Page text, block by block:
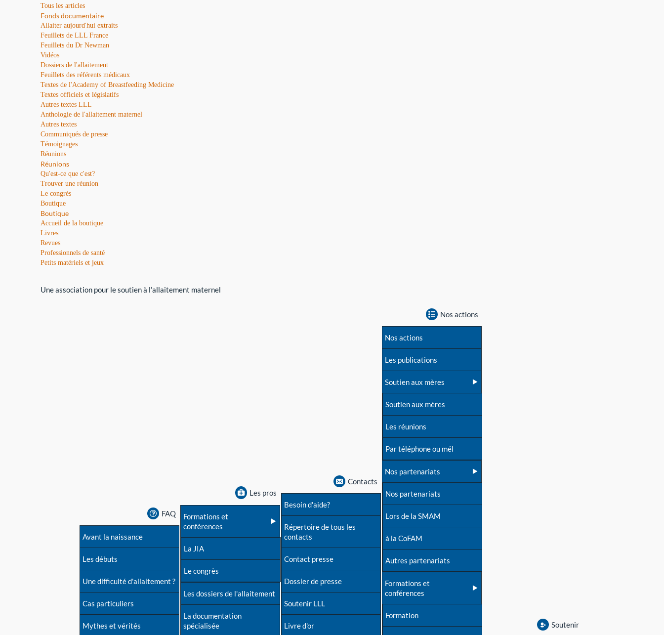
Tous les articles
Fonds documentaire
Allaiter aujourd'hui extraits
Feuillets de LLL France
Feuillets du Dr Newman
Vidéos
Dossiers de l'allaitement
Feuillets des référents médicaux
Textes de l'Academy of Breastfeeding Medicine
Textes officiels et législatifs
Autres textes LLL
Anthologie de l'allaitement maternel
Autres textes
Communiqués de presse
Témoignages
Réunions
Réunions
Qu'est-ce que c'est?
Trouver une réunion
Le congrès
Boutique
Boutique
Accueil de la boutique
Livres
Revues
Professionnels de santé
Petits matériels et jeux
Une association pour le soutien à l’allaitement maternel
FAQ
Avant la naissance
Les débuts
Une difficulté d'allaitement ?
Cas particuliers
Mythes et vérités
Les pros
Formations et
conférences
La JIA
Le congrès
Les dossiers de l'allaitement
La documentation
spécialisée
Contacts
Besoin d'aide?
Répertoire de tous les
contacts
Contact presse
Dossier de presse
Soutenir LLL
Livre d'or
Nos actions
Nos actions
Les publications
Soutien aux mères
Soutien aux mères
Les réunions
Par téléphone ou mél
Nos partenariats
Nos partenariats
Lors de la SMAM
à la CoFAM
Autres partenariats
Formations et
conférences
Formation
Soutenir